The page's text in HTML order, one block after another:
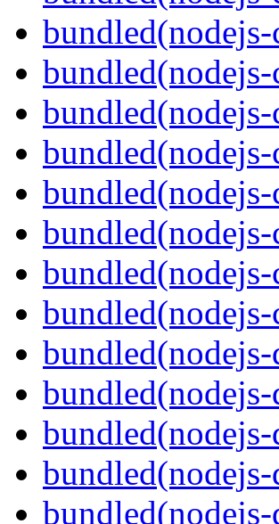
bundled(nodejs-
bundled(nodejs-